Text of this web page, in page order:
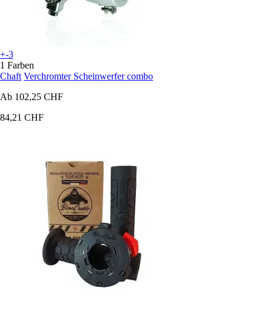
+-3
1 Farben
Chaft Verchromter Scheinwerfer combo
Ab 102,25 CHF
84,21 CHF